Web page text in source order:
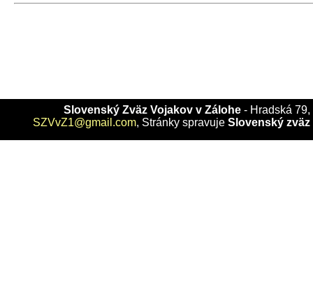
Slovenský Zväz Vojakov v Zálohe - Hradská
SZVvZ1@gmail.com, Stránky spravuje Slovenský